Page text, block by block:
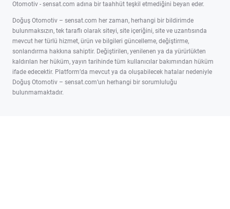
Otomotiv - sensat.com adına bir taahhüt teşkil etmediğini beyan eder.
Doğuş Otomotiv – sensat.com her zaman, herhangi bir bildirimde
bulunmaksızın, tek taraflı olarak siteyi, site içeriğini, site ve uzantısında
mevcut her türlü hizmet, ürün ve bilgileri güncelleme, değiştirme,
sonlandırma hakkına sahiptir. Değiştirilen, yenilenen ya da yürürlükten
kaldırılan her hüküm, yayın tarihinde tüm kullanıcılar bakımından hüküm
ifade edecektir. Platform’da mevcut ya da oluşabilecek hatalar nedeniyle
Doğuş Otomotiv – sensat.com’un herhangi bir sorumluluğu
bulunmamaktadır.